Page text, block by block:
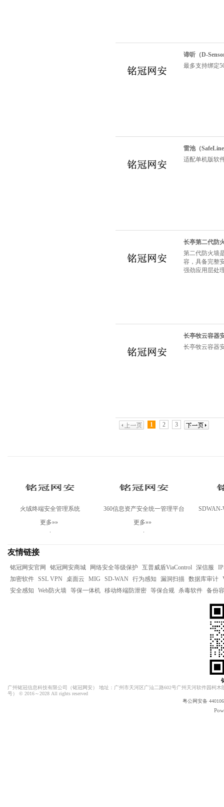
谛听（D-
最多支持绑定
雷池（
适配单机版软
长亭第二代防
第二代防火墙
容，具备完整
强劲应用层处
长亭牧云容器
长亭牧云容器
1 2 3
火绒终端安全管理系统
V2.0Linux服务器版
更多»»
.
360信息资产安全统一管理平台
更多»»
.
SDWAN-
友情链接
铭冠网安官网 铭冠网安商城 网络安全等级保护 互普威盾ViaControl 深信服
加密软件 SSL VPN 桌面云 MIG SD-WAN 行为感知 漏洞扫描 数据库审计
安全感知
Web防火墙 等保一体机 移动终端防泄密 等保合规 杀毒软件 备份
广州铭冠信息科技有限公司（铭冠网安 ） 地址：广州市天河区广汕二路602号广州天河软件园柯
号） © 2016～2028 All rights reserved
粤公网安备